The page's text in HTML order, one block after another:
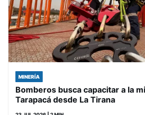
MINERÍA
Bomberos busca capacitar a la
Tarapacá desde La Tirana